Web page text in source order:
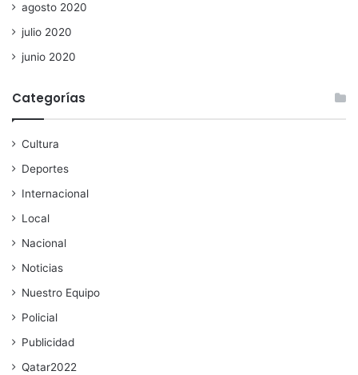
agosto 2020
julio 2020
junio 2020
Categorías
Cultura
Deportes
Internacional
Local
Nacional
Noticias
Nuestro Equipo
Policial
Publicidad
Qatar2022